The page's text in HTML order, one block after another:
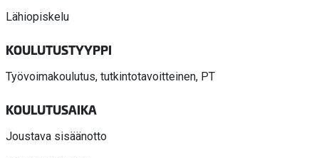
Lähiopiskelu
KOULUTUSTYYPPI
Työvoimakoulutus, tutkintotavoitteinen, PT
KOULUTUSAIKA
Joustava sisäänotto